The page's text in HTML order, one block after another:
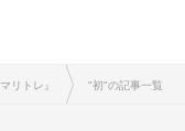
リトレ』 "初"の記事一覧